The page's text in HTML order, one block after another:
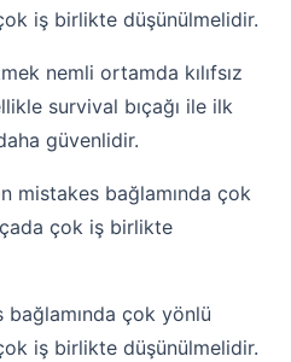
iş birlikte düşünülmelidir.
nemli ortamda kılıfsız
survival bıçağı ile ilk
güvenlidir.
mistakes bağlamında çok
çok iş birlikte
çok yönlü
iş birlikte düşünülmelidir.